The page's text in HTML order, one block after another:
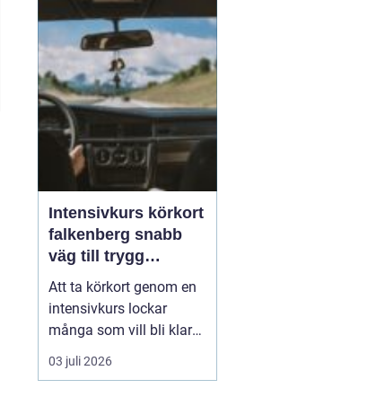
vattnet och oväntade
haverier mitt i
högsomm...
Intensivkurs körkort
falkenberg snabb
väg till trygg
körning
Att ta körkort genom en
intensivkurs lockar
många som vill bli klara
snabbt utan att tumma
på kvaliteten. För den
03 juli 2026